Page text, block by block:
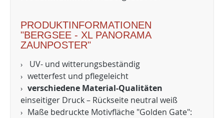
PRODUKTINFORMATIONEN
"BERGSEE - XL PANORAMA
ZAUNPOSTER"
UV- und witterungsbeständig
wetterfest und pflegeleicht
verschiedene Material-Qualitäten
einseitiger Druck – Rückseite neutral weiß
Maße bedruckte Motivfläche "Golden Gate":